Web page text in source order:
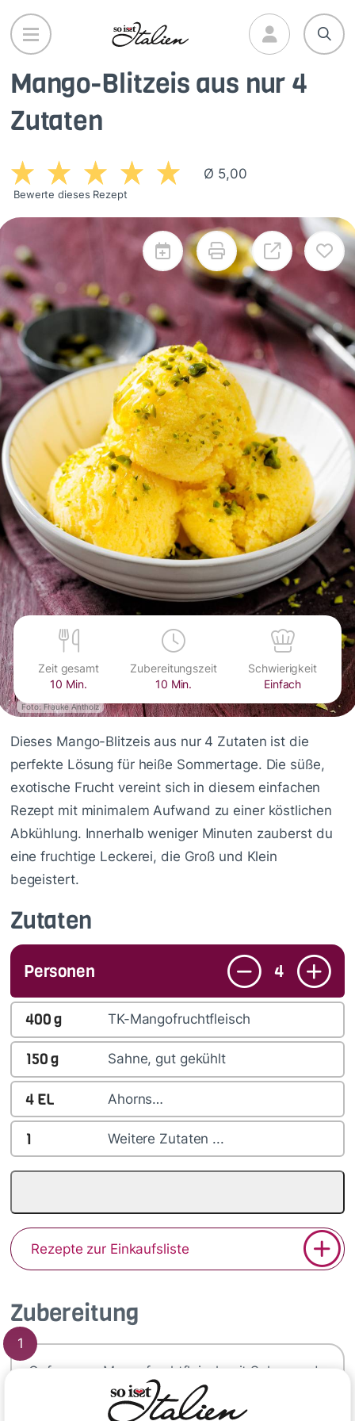
Direkt
zum
Inhalt
Mango-Blitzeis aus nur 4
Zutaten
Ø 5,00
Bewerte dieses Rezept
Foto: Frauke Antholz
Zeit gesamt
10 Min.
Zubereitungszeit
10 Min.
Schwierigkeit
Einfach
Zubereitung
1
Gefrorenes Mangofruchtfleisch mit Sahne und
Ahornsirup mit einem leistungsfähigen
Stabmixer pürieren, bis ein cremiges Eis
Dieses Mango-Blitzeis aus nur 4 Zutaten ist die
perfekte Lösung für heiße Sommertage. Die süße,
exotische Frucht vereint sich in diesem einfachen
Rezept mit minimalem Aufwand zu einer köstlichen
Abkühlung. Innerhalb weniger Minuten zauberst du
eine fruchtige Leckerei, die Groß und Klein
begeistert.
Zutaten
Personen 4
400g TK-Mangofruchtfleisch
150g Sahne, gut gekühlt
4EL Ahorns…
1 Weitere Zutaten ...
Rezepte zur Einkaufsliste